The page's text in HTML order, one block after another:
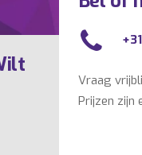
Vraag
Prijzen zijn